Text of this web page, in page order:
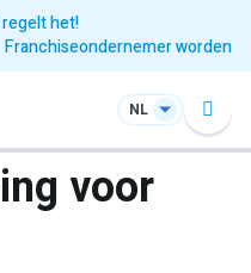
het!
Franchiseondernemer worden
NL
voor